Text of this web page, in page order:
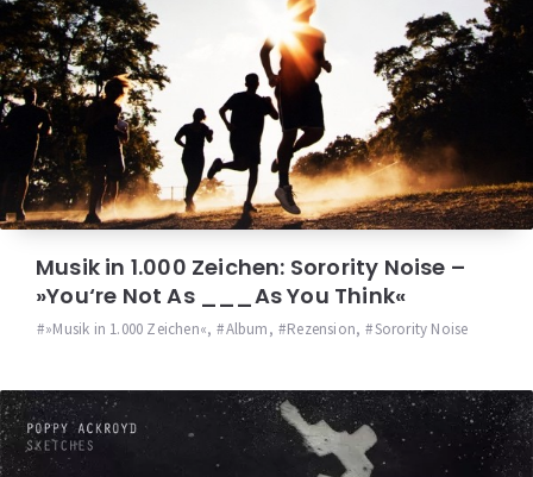
Musik in 1.000 Zeichen: Sorority Noise –
»You‘re Not As _​_​_​As You Think«
»Musik in 1.000 Zeichen«, Album, Rezension, Sorority Noise